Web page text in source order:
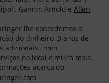
Gannin Arnold e Allen
lhe concedemos a
do-dinheiro, 3 anos de
adicionais como
no local e muito mais.
acerca do